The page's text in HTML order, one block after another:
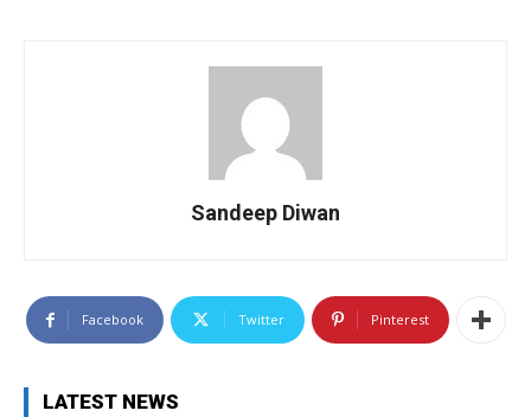
Sandeep Diwan
Facebook Twitter Pinterest
LATEST NEWS